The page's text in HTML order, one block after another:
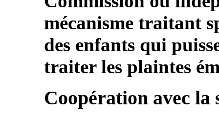
mécanisme traitant
des enfants qui
traiter les plaintes
Coopération avec la